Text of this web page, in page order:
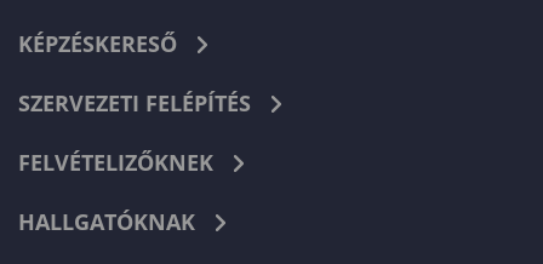
KÉPZÉSKERESŐ
SZERVEZETI FELÉPÍTÉS
FELVÉTELIZŐKNEK
HALLGATÓKNAK